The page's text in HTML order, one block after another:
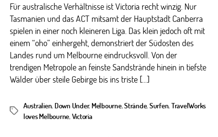
Für australische Verhältnisse ist Victoria recht winzig. Nur
Tasmanien und das ACT mitsamt der Hauptstadt Canberra
spielen in einer noch kleineren Liga. Das klein jedoch oft mit
einem “oho” einhergeht, demonstriert der Südosten des
Landes rund um Melbourne eindrucksvoll. Von der
trendigen Metropole an feinste Sandstrände hinein in tiefste
Wälder über steile Gebirge bis ins triste […]
Schlagwörter
Australien, Down Under, Melbourne,Strände, Surfen, TravelWorks
loves Melbourne, Victoria